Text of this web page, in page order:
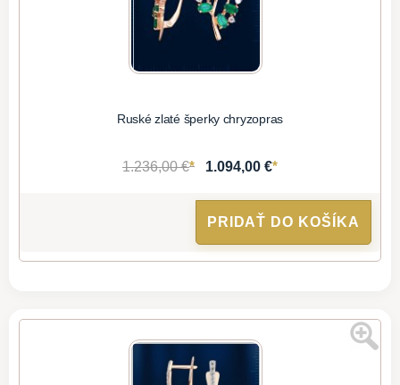
Ruské zlaté šperky chryzopras
1.236,00 €* 1.094,00 €*
PRIDAŤ DO KOŠÍKA